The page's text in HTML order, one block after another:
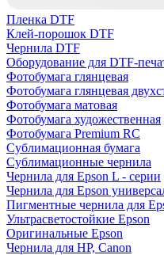
Пленка DTF
Клей-порошок DTF
Чернила DTF
Оборудование для DTF-
Фотобумага глянцевая
Фотобумага глянцевая
Фотобумага матовая
Фотобумага художественная
Фотобумага Premium RC
Сублимационная бумага
Сублимационные чернила
Чернила для Epson L - серии
Чернила для Epson
Пигментные чернила для
Ультрасветостойкие Epson
Оригинальные Epson
Чернила для HP, Canon